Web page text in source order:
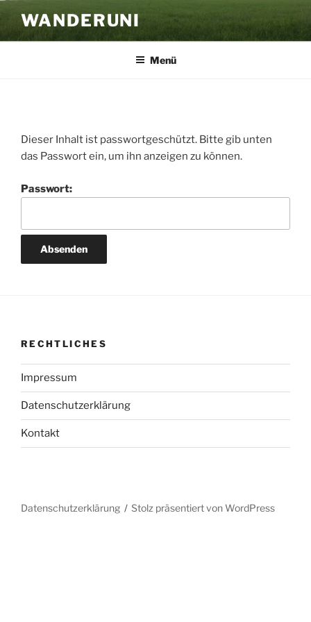
Inhalt
springen
WANDERUNI
Menü
Dieser Inhalt ist passwortgeschützt. Bitte gib unten
das Passwort ein, um ihn anzeigen zu können.
Passwort:
RECHTLICHES
Impressum
Datenschutzerklärung
Kontakt
Datenschutzerklärung Stolz präsentiert von WordPress